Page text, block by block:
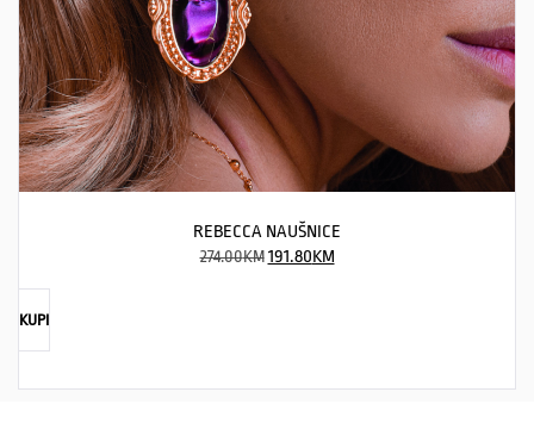
REBECCA NAUŠNICE
274.00KM 191.80KM
KUPI